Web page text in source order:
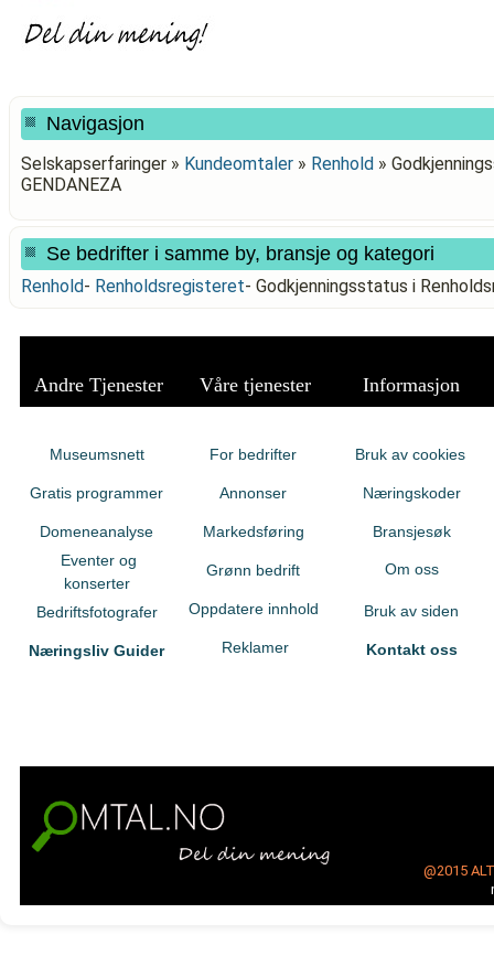
Navigasjon
Selskapserfaringer » Kundeomtaler » Renhold »
GENDANEZA
Se bedrifter i samme by, bransje og kategori
Renhold- Renholdsregisteret- Godkjenningsstatus i
Andre Tjenester Våre tjenester Informasjon
Museumsnett
Gratis programmer
Domeneanalyse
Eventer og
konserter
Bedriftsfotografer
Næringsliv Guider
For bedrifter
Annonser
Markedsføring
Grønn bedrift
Oppdatere innhold
Reklamer
Bruk av cookies
Næringskoder
Bransjesøk
Om oss
Bruk av siden
Kontakt oss
@2015